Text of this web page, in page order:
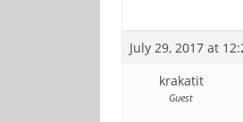
July 29, 2017 at
krakatit
Guest